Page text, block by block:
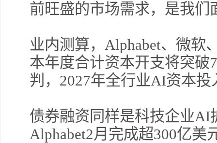
前旺盛的市场需求，是我们
业内测算，Alphabet、微软
本年度合计资本开支将突破
判，2027年全行业AI资本
债券融资同样是科技企业AI
Alphabet2月完成超300亿美